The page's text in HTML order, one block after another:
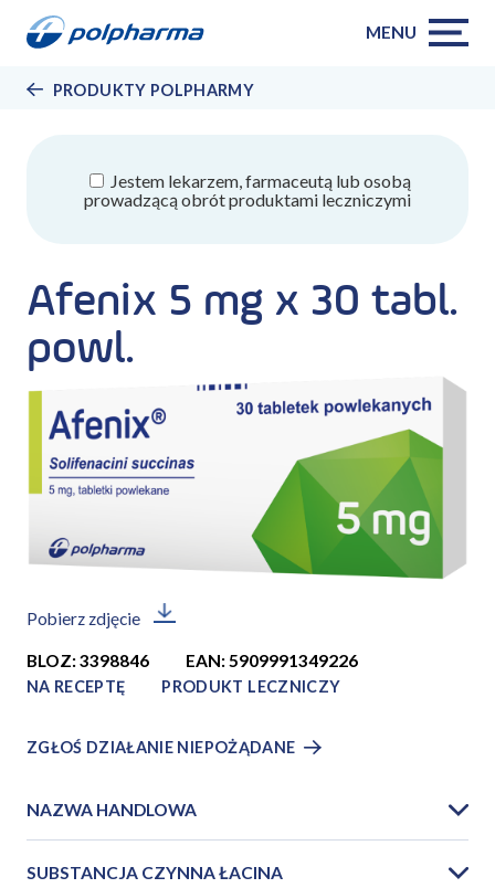
MENU
PRODUKTY POLPHARMY
Jestem lekarzem, farmaceutą lub osobą
prowadzącą obrót produktami leczniczymi
Afenix 5 mg x 30 tabl.
powl.
Pobierz zdjęcie
BLOZ: 3398846 EAN: 5909991349226
NA RECEPTĘ PRODUKT LECZNICZY
ZGŁOŚ DZIAŁANIE NIEPOŻĄDANE
NAZWA HANDLOWA
SUBSTANCJA CZYNNA ŁACINA